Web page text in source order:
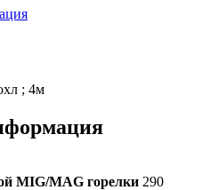
; 4м
MIG/MAG горелки 290